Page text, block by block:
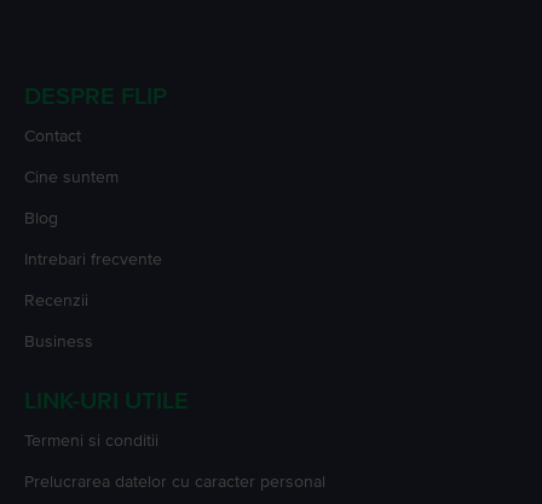
DESPRE FLIP
Contact
Cine suntem
Blog
Intrebari frecvente
Recenzii
Business
LINK-URI UTILE
Termeni si conditii
Prelucrarea datelor cu caracter personal